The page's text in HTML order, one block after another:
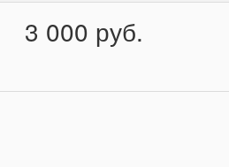
3 000 руб.